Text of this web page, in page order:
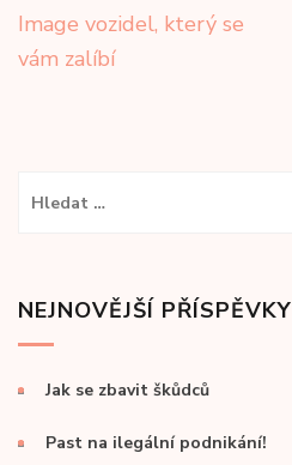
Navigace
pro
Image vozidel, který se
vám zalíbí
Vyhledávání
NEJNOVĚJŠÍ PŘÍSPĚVKY
Jak se zbavit škůdců
Past na ilegální podnikání!